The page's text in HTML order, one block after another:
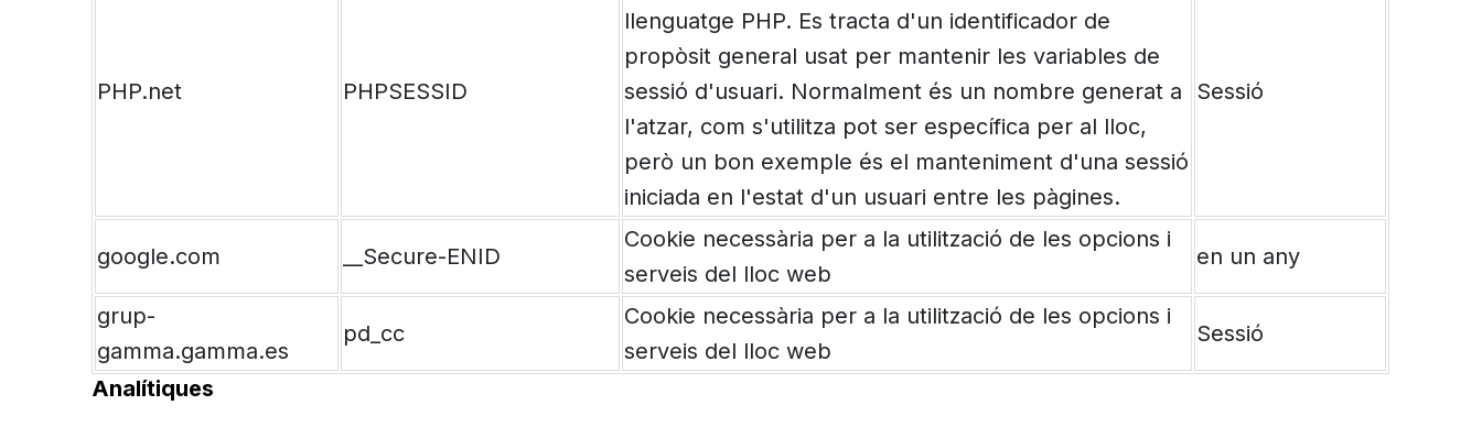
PHP.net PHPSESSID
llenguatge PHP. Es tracta d'un identificador de
propòsit general usat per mantenir les variables de
sessió d'usuari. Normalment és un nombre generat a
l'atzar, com s'utilitza pot ser específica per al lloc,
però un bon exemple és el manteniment d'una sessió
iniciada en l'estat d'un usuari entre les pàgines.
Sessió
google.com __Secure-ENID
Cookie necessària per a la utilització de les opcions i
serveis del lloc web
en un any
grup-
gamma.gamma.es
pd_cc
Cookie necessària per a la utilització de les opcions i
serveis del lloc web
Sessió
Analítiques